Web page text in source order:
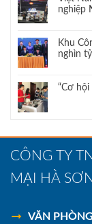
nghiệp
Khu
nghìn tỷ
“Cơ
CÔNG TY
MẠI HÀ SƠN
VĂN